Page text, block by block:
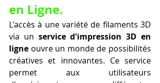
en Ligne.
L'accès à une variété de filaments 3D
via un service d'impression 3D en
ligne ouvre un monde de possibilités
créatives et innovantes. Ce service
permet aux utilisateurs